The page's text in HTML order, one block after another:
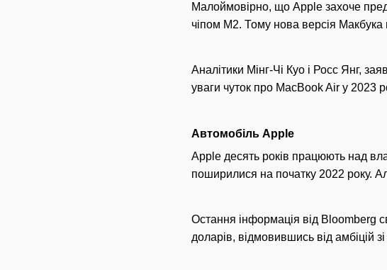
Малоймовірно, що Apple захоче
чіпом M2. Тому нова версія Макбука
Аналітики Мінг-Чі Куо і Росс Янг,
уваги чуток про MacBook Air у 2023
Автомобіль Apple
Apple десять років працюють над
поширилися на початку 2022 року.
Остання інформація від Bloomberg
доларів, відмовившись від амбіцій